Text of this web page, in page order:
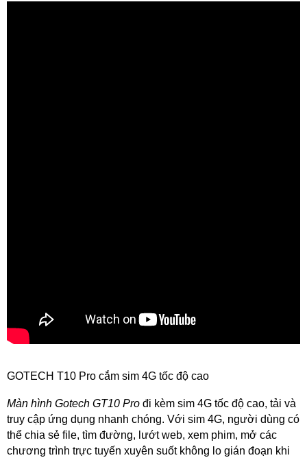
GOTECH T10 Pro cắm sim 4G tốc độ cao
Màn hình Gotech GT10 Pro đi kèm sim 4G tốc độ cao, tải và
truy cập ứng dụng nhanh chóng. Với sim 4G, người dùng có
thể chia sẻ file, tìm đường, lướt web, xem phim, mở các
chương trình trực tuyến xuyên suốt không lo gián đoạn khi